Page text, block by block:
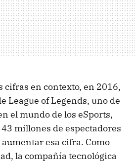
cifras en contexto, en 2016,
League of Legends, uno de
el mundo de los eSports,
millones de espectadores
esa cifra. Como
la compañía tecnológica